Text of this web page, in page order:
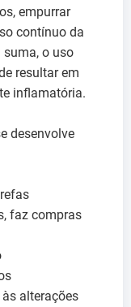
empurrar
contínuo da
suma, o uso
resultar em
inflamatória.
desenvolve
faz compras
alterações